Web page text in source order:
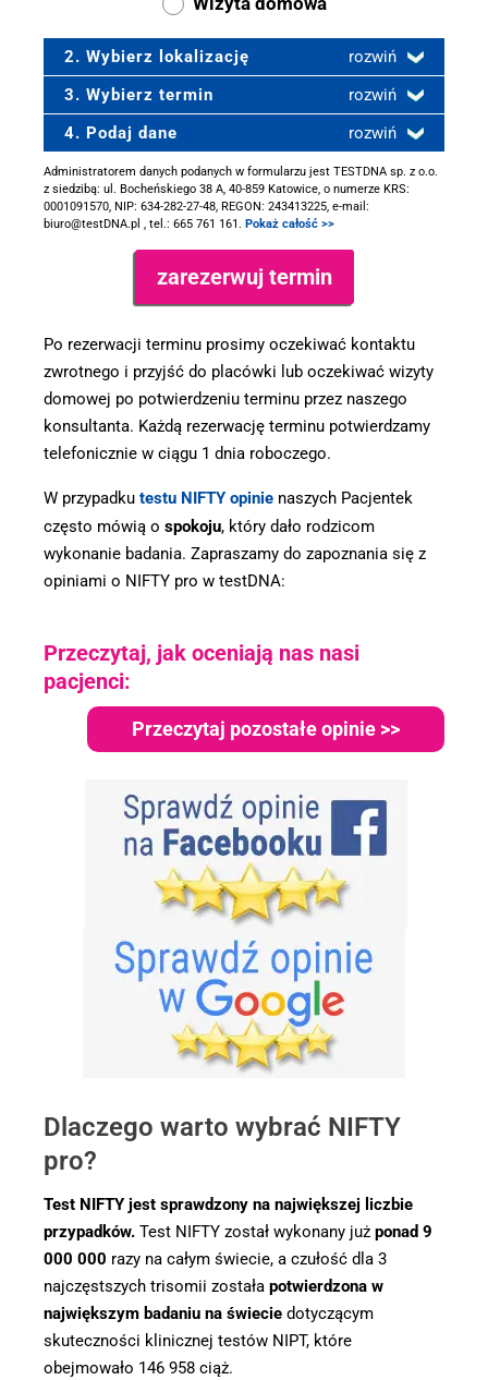
2. Wybierz lokalizację
rozwiń
3. Wybierz termin
rozwiń
4. Podaj dane
rozwiń
Administratorem danych podanych w formularzu jest TESTDNA sp. z o.o.
z siedzibą: ul. Bocheńskiego 38 A, 40-859 Katowice, o numerze KRS:
0001091570, NIP: 634-282-27-48, REGON: 243413225, e-mail:
biuro@testDNA.pl , tel.: 665 761 161. Pokaż całość >>
Po rezerwacji terminu prosimy oczekiwać kontaktu
zwrotnego i przyjść do placówki lub oczekiwać wizyty
domowej po potwierdzeniu terminu przez naszego
konsultanta. Każdą rezerwację terminu potwierdzamy
telefonicznie w ciągu 1 dnia roboczego.
W przypadku testu NIFTY opinie naszych Pacjentek
często mówią o spokoju, który dało rodzicom
wykonanie badania. Zapraszamy do zapoznania się z
opiniami o NIFTY pro w testDNA:
Przeczytaj, jak oceniają nas nasi
pacjenci:
Przeczytaj pozostałe opinie >>
Dlaczego warto wybrać NIFTY
pro?
Test NIFTY jest sprawdzony na największej liczbie
przypadków. Test NIFTY został wykonany już ponad 9
000 000 razy na całym świecie, a czułość dla 3
najczęstszych trisomii została potwierdzona w
największym badaniu na świecie dotyczącym
skuteczności klinicznej testów NIPT, które
obejmowało 146 958 ciąż.